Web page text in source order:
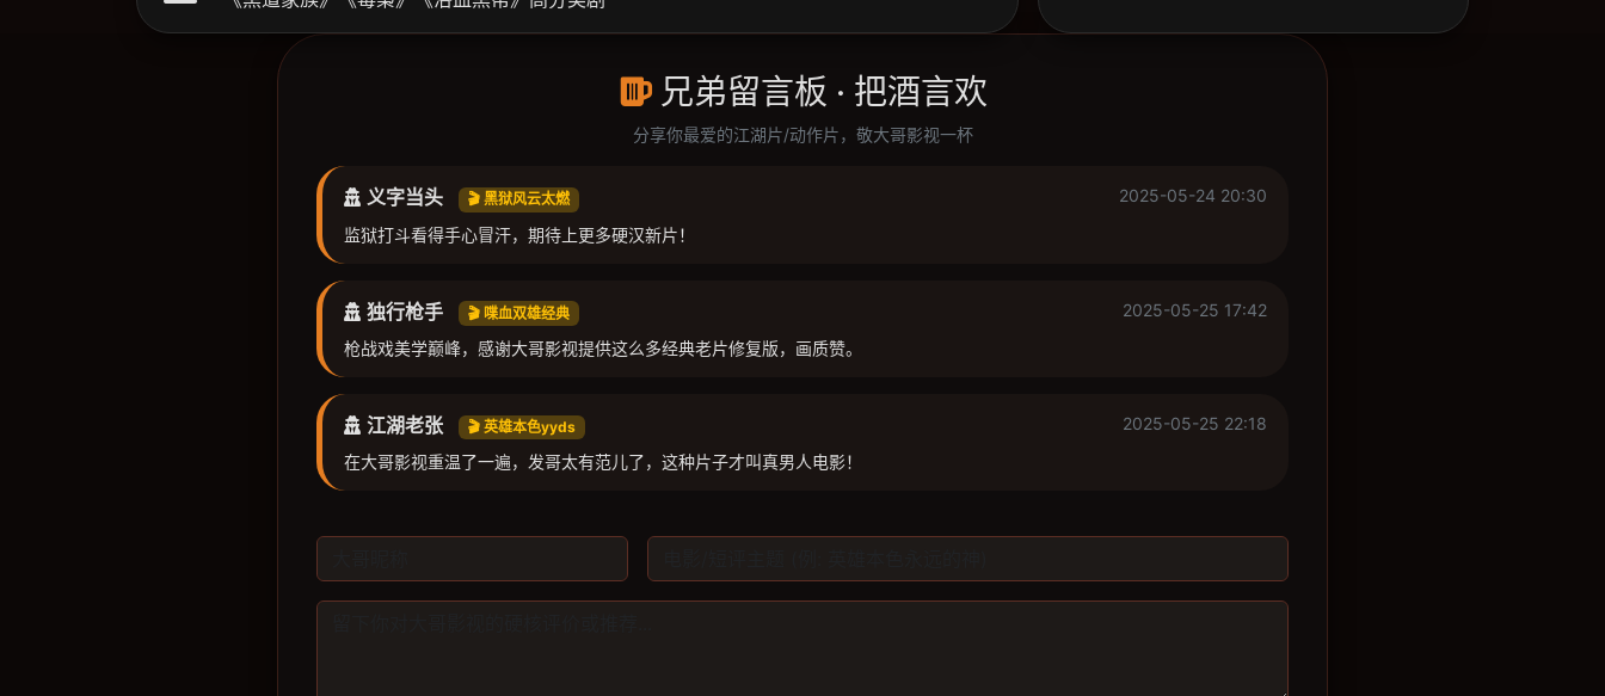
兄弟留言板 · 把酒言欢
分享你最爱的江湖片/动作片，敬大哥影视一杯
义字当头 🎬 黑狱风云太燃
2025-05-24 20:30
监狱打斗看得手心冒汗，期待上更多硬汉新片！
独行枪手 🎬 喋血双雄经典
2025-05-25 17:42
枪战戏美学巅峰，感谢大哥影视提供这么多经典老片修复版，画质赞。
江湖老张 🎬 英雄本色yyds
2025-05-25 22:18
在大哥影视重温了一遍，发哥太有范儿了，这种片子才叫真男人电影！